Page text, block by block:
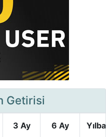
Getirisi
3 Ay 6 Ay